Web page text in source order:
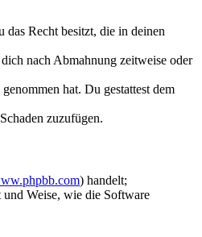
das Recht besitzt, die in deinen
nach Abmahnung zeitweise oder
hat. Du gestattest dem
zuzufügen.
) handelt;
Weise, wie die Software